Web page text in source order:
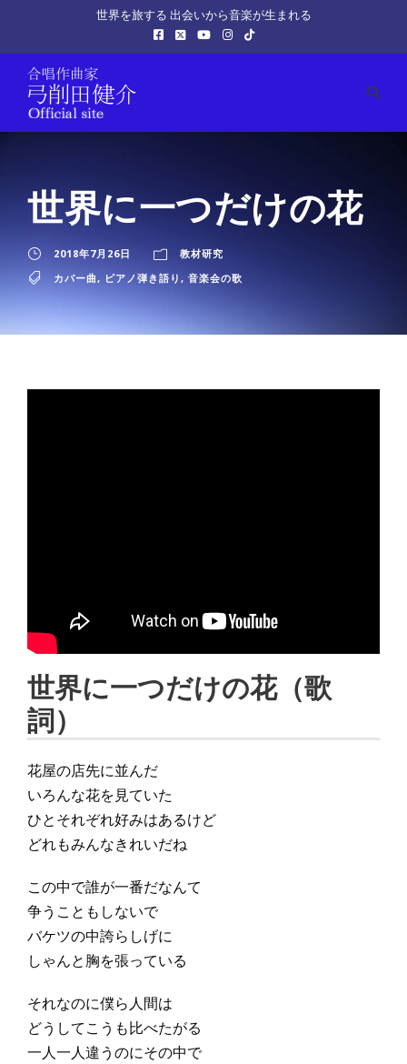
世界を旅する 出会いから音楽が生まれる
世界に一つだけの花
2018年7月26日
教材研究
カバー曲, ピアノ弾き語り , 音楽会の歌
世界に一つだけの花（歌
詞）
花屋の店先に並んだ
いろんな花を見ていた
ひとそれぞれ好みはあるけど
どれもみんなきれいだね
この中で誰が一番だなんて
争うこともしないで
バケツの中誇らしげに
しゃんと胸を張っている
それなのに僕ら人間は
どうしてこうも比べたがる
一人一人違うのにその中で